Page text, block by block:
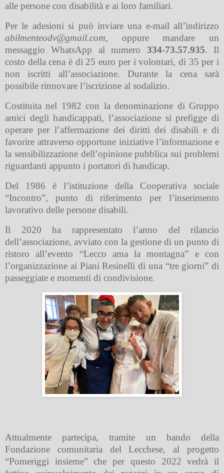
alle persone con disabilità e ai loro familiari.
Per le adesioni si può inviare una e-mail all’indirizzo
abilmenteodv@gmail.com, oppure mandare un
messaggio WhatsApp al numero 334-73.57.935. Il
costo della cena è di 25 euro per i volontari, di 35 per i
non iscritti all’associazione. Durante la cena sarà
possibile rinnovare l’iscrizione al sodalizio.
Costituita nel 1982 con la denominazione di Gruppo
amici degli handicappati, l’associazione si prefigge di
operare per l’affermazione dei diritti dei disabili e di
favorire attraverso opportune iniziative l’informazione e
la sensibilizzazione dell’opinione pubblica sui problemi
riguardanti appunto i portatori di handicap.
Del 1986 è l’istituzione della Cooperativa sociale
“Incontro”, punto di riferimento per l’inserimento
lavorativo delle persone disabili.
Il 2020 ha rappresentato l’anno del rilancio
dell’associazione, avviato con la gestione di un punto di
ristoro all’evento “Lecco ama la montagna” e con
l’organizzazione ai Piani Resinelli di una “tre giorni” di
passeggiate e momenti di condivisione.
Attualmente partecipa, tramite un bando della
Fondazione comunitaria del Lecchese, al progetto
“Pomeriggi insieme” che per questo 2022 vedrà il